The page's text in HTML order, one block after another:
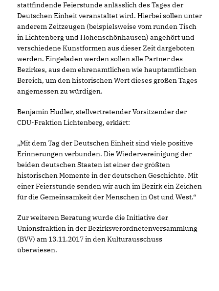
stattfindende Feierstunde anlässlich des Tages der
Deutschen Einheit veranstaltet wird. Hierbei sollen unter
anderem Zeitzeugen (beispielsweise vom runden Tisch
in Lichtenberg und Hohenschönhausen) angehört und
verschiedene Kunstformen aus dieser Zeit dargeboten
werden. Eingeladen werden sollen alle Partner des
Bezirkes, aus dem ehrenamtlichen wie hauptamtlichen
Bereich, um den historischen Wert dieses großen Tages
angemessen zu würdigen.
Benjamin Hudler, stellvertretender Vorsitzender der
CDU-Fraktion Lichtenberg, erklärt:
Mit dem Tag der Deutschen Einheit sind viele positive
Erinnerungen verbunden. Die Wiedervereinigung der
beiden deutschen Staaten ist einer der größten
historischen Momente in der deutschen Geschichte. Mit
einer Feierstunde senden wir auch im Bezirk ein Zeichen
für die Gemeinsamkeit der Menschen in Ost und West.“
Zur weiteren Beratung wurde die Initiative der
Unionsfraktion in der Bezirksverordnetenversammlung
(BVV) am 13.11.2017 in den Kulturausschuss
überwiesen.